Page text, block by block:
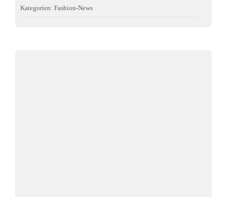
Kategorien: Fashion-News